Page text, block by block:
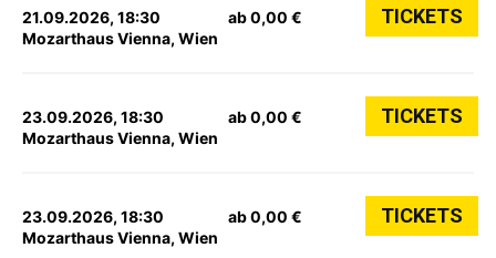
21.09.2026, 18:30
Mozarthaus Vienna, Wien
ab 0,00 € TICKETS
23.09.2026, 18:30
Mozarthaus Vienna, Wien
ab 0,00 € TICKETS
23.09.2026, 18:30
Mozarthaus Vienna, Wien
ab 0,00 € TICKETS